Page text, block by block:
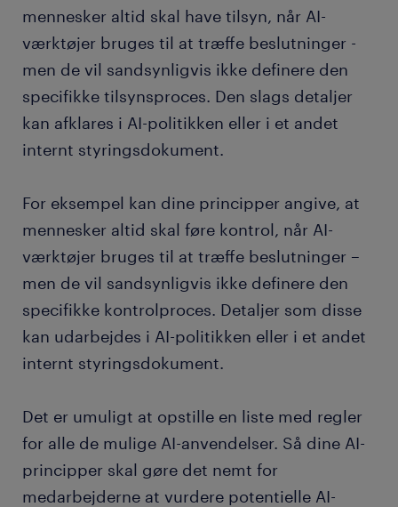
mennesker altid skal have tilsyn, når AI-
værktøjer bruges til at træffe beslutninger -
men de vil sandsynligvis ikke definere den
specifikke tilsynsproces. Den slags detaljer
kan afklares i AI-politikken eller i et andet
internt styringsdokument.
For eksempel kan dine principper angive, at
mennesker altid skal føre kontrol, når AI-
værktøjer bruges til at træffe beslutninger –
men de vil sandsynligvis ikke definere den
specifikke kontrolproces. Detaljer som disse
kan udarbejdes i AI-politikken eller i et andet
internt styringsdokument.
Det er umuligt at opstille en liste med regler
for alle de mulige AI-anvendelser. Så dine AI-
principper skal gøre det nemt for
medarbejderne at vurdere potentielle AI-